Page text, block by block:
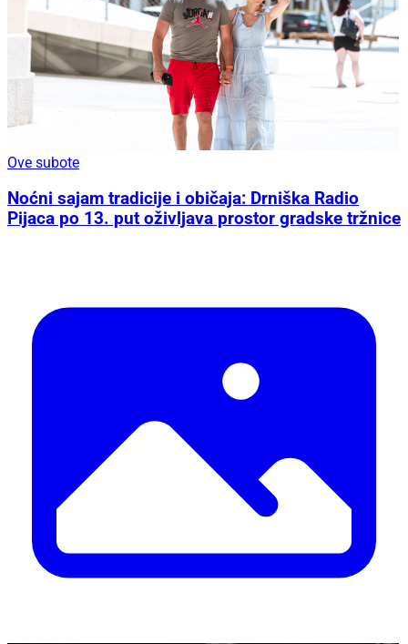
Ove subote
Noćni sajam tradicije i običaja: Drniška Radio
Pijaca po 13. put oživljava prostor gradske tržnice